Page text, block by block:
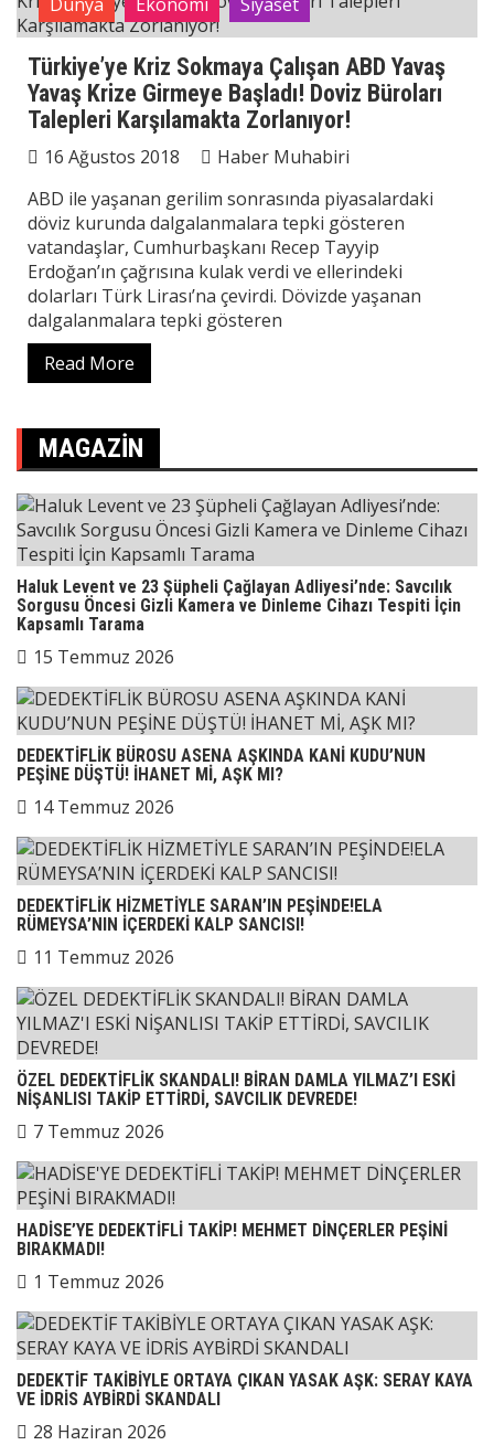
Türkiye’ye Kriz Sokmaya Çalışan ABD Yavaş
Yavaş Krize Girmeye Başladı! Doviz Büroları
Talepleri Karşılamakta Zorlanıyor!
16 Ağustos 2018
Haber Muhabiri
ABD ile yaşanan gerilim sonrasında piyasalardaki
döviz kurunda dalgalanmalara tepki gösteren
vatandaşlar, Cumhurbaşkanı Recep Tayyip
Erdoğan’ın çağrısına kulak verdi ve ellerindeki
dolarları Türk Lirası’na çevirdi. Dövizde yaşanan
dalgalanmalara tepki gösteren
Read More
MAGAZIN
Haluk Levent ve 23 Şüpheli Çağlayan Adliyesi’nde: Savcılık
Sorgusu Öncesi Gizli Kamera ve Dinleme Cihazı Tespiti İçin
Kapsamlı Tarama
15 Temmuz 2026
DEDEKTİFLİK BÜROSU ASENA AŞKINDA KANİ KUDU’NUN
PEŞİNE DÜŞTÜ! İHANET Mİ, AŞK MI?
14 Temmuz 2026
DEDEKTİFLİK HİZMETİYLE SARAN’IN PEŞİNDE!ELA
RÜMEYSA’NIN İÇERDEKİ KALP SANCISI!
11 Temmuz 2026
ÖZEL DEDEKTİFLİK SKANDALI! BİRAN DAMLA YILMAZ’I ESKİ
NİŞANLISI TAKİP ETTİRDİ, SAVCILIK DEVREDE!
7 Temmuz 2026
HADİSE’YE DEDEKTİFLİ TAKİP! MEHMET DİNÇERLER PEŞİNİ
BIRAKMADI!
1 Temmuz 2026
DEDEKTİF TAKİBİYLE ORTAYA ÇIKAN YASAK AŞK: SERAY KAYA
VE İDRİS AYBİRDİ SKANDALI
28 Haziran 2026